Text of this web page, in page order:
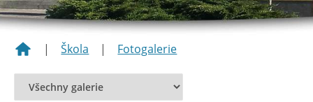
| Škola | Fotogalerie